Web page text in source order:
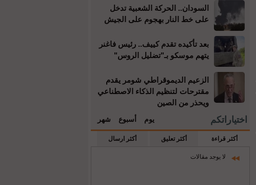
السودان.. الحركة الشعبية تدخل
على خط النار بهجوم على الجيش
بعد تأكيده تقدم كييف.. رئيس فاغنر
يتهم موسكو بـ"تضليل الروس"
الزعيم الديموقراطي شومر يقدم
مقترحات لتنظيم الذكاء الاصطناعي
ويحذر من الصين
اختياراتكم يوم أسبوع شهر
أكثر قراءة أكثر تعليق أكثر ارسال
لا يوجد مقالات